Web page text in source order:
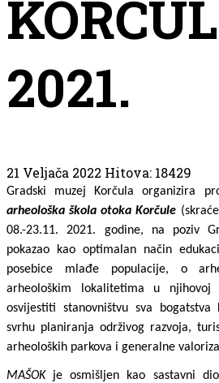
2021.
21 Veljača 2022 Hitova: 18429
Gradski muzej Korčula organizira
arheološka škola otoka Korčule
08.-23.11. 2021. godine, na poziv
pokazao kao optimalan način
posebice mlađe populacije, o
arheološkim lokalitetima u
osvijestiti stanovništvu sva
svrhu planiranja održivog razvoja,
arheoloških parkova i generalne
MAŠOK je osmišljen kao sastavni